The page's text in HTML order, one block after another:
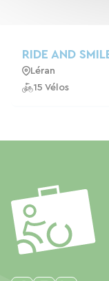
RIDE AND
Léran
15 Vélos